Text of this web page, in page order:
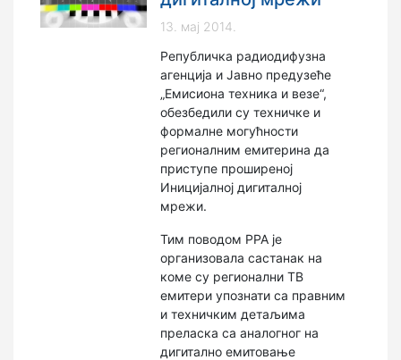
13. мај 2014.
Републичка радиодифузна
агенција и Јавно предузеће
„Емисиона техника и везе“,
обезбедили су техничке и
формалне могућности
регионалним емитерина да
приступе проширеној
Иницијалној дигиталној
мрежи.
Тим поводом РРА је
организовала састанак на
коме су регионални ТВ
емитери упознати са правним
и техничким детаљима
преласка са аналогног на
дигитално емитовање